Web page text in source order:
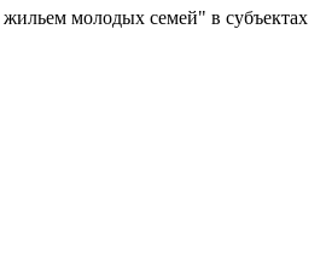
молодых семей" в субъектах